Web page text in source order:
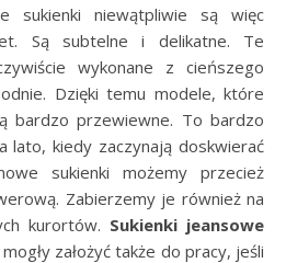
sukienki niewątpliwie są więc
Są subtelne i delikatne. Te
wykonane z cieńszego
Dzięki temu modele, które
bardzo przewiewne. To bardzo
lato, kiedy zaczynają doskwierać
sukienki możemy przecież
Zabierzemy je również na
kurortów. Sukienki jeansowe
założyć także do pracy, jeśli